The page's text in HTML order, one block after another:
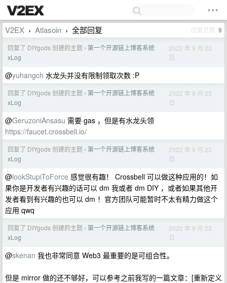
V2EX › Atlasoin › 全部回复 回复总数 9
回复了 DIYgods 创建的主题 › 第一个开源链上博客系统
xLog
2022 年 9 月 23
日
@yuhangch 水龙头并没有限制领取次数 :P
回复了 DIYgods 创建的主题 › 第一个开源链上博客系统
xLog
2022 年 9 月 23
日
@GeruzoniAnsasu 需要 gas ，但是有水龙头领
https://faucet.crossbell.io/
回复了 DIYgods 创建的主题 › 第一个开源链上博客系统
xLog
2022 年 9 月 23
日
@lookStupiToForce 感觉很有趣！ Crossbell 可以做这种应用的！如
果你是开发者有兴趣的话可以 dm 我或者 dm DIY ，或者如果其他开
发者看到有兴趣的也可以 dm ！官方团队可能暂时不太有精力做这个
应用 qwq
回复了 DIYgods 创建的主题 › 第一个开源链上博客系统
xLog
2022 年 9 月 23
日
@skenan 我也非常同意 Web3 最重要的是可组合性。
但是 mirror 做的还不够好，可以参考之前我写的一篇文章：[重新定义